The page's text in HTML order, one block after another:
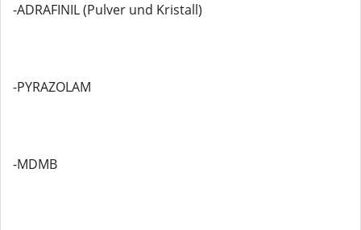
-ADRAFINIL (Pulver und Kristall)
-PYRAZOLAM
-MDMB